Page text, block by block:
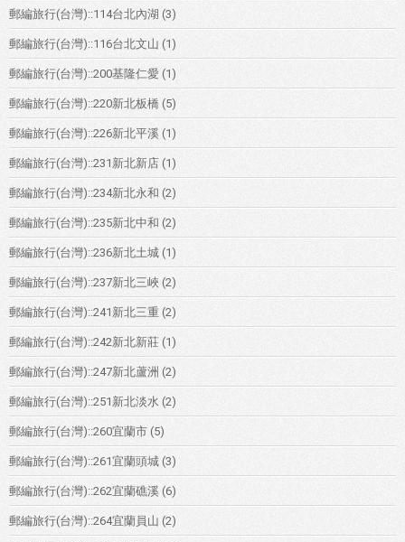
郵編旅行(台灣)::114台北內湖 (3)
郵編旅行(台灣)::116台北文山 (1)
郵編旅行(台灣)::200基隆仁愛 (1)
郵編旅行(台灣)::220新北板橋 (5)
郵編旅行(台灣)::226新北平溪 (1)
郵編旅行(台灣)::231新北新店 (1)
郵編旅行(台灣)::234新北永和 (2)
郵編旅行(台灣)::235新北中和 (2)
郵編旅行(台灣)::236新北土城 (1)
郵編旅行(台灣)::237新北三峽 (2)
郵編旅行(台灣)::241新北三重 (2)
郵編旅行(台灣)::242新北新莊 (1)
郵編旅行(台灣)::247新北蘆洲 (2)
郵編旅行(台灣)::251新北淡水 (2)
郵編旅行(台灣)::260宜蘭市 (5)
郵編旅行(台灣)::261宜蘭頭城 (3)
郵編旅行(台灣)::262宜蘭礁溪 (6)
郵編旅行(台灣)::264宜蘭員山 (2)